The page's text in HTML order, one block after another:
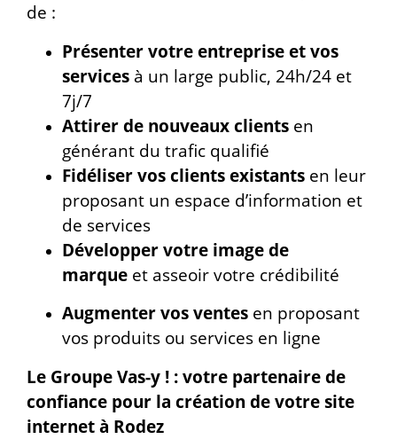
de :
Présenter votre entreprise et vos
services à un large public, 24h/24 et
7j/7
Attirer de nouveaux clients en
générant du trafic qualifié
Fidéliser vos clients existants en leur
proposant un espace d’information et
de services
Développer votre image de
marque et asseoir votre crédibilité
Augmenter vos ventes en proposant
vos produits ou services en ligne
Le Groupe Vas-y ! : votre partenaire de
confiance pour la création de votre site
internet à Rodez